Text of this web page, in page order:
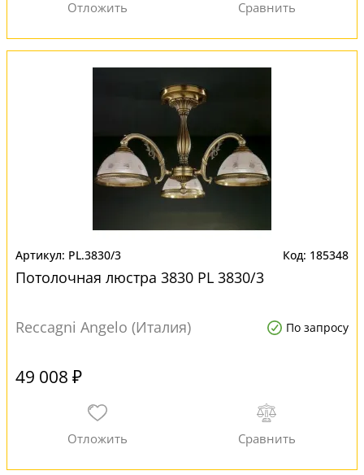
PL.3830/3 185348
Потолочная люстра 3830 PL 3830/3
Reccagni Angelo (Италия) По запросу
49 008 ₽